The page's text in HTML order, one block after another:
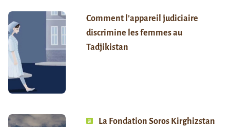
Comment l’appareil judiciaire
discrimine les femmes au
Tadjikistan
La Fondation Soros Kirghizstan